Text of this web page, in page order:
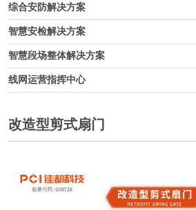
综合安防解决方案
智慧安检解决方案
智慧段场整体解决方案
线网运营指挥中心
改造型剪式扇门